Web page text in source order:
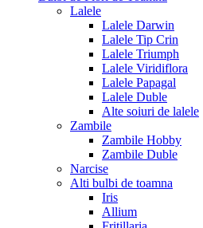
Lalele
Lalele Darwin
Lalele Tip Crin
Lalele Triumph
Lalele Viridiflora
Lalele Papagal
Lalele Duble
Alte soiuri de lalele
Zambile
Zambile Hobby
Zambile Duble
Narcise
Alti bulbi de toamna
Iris
Allium